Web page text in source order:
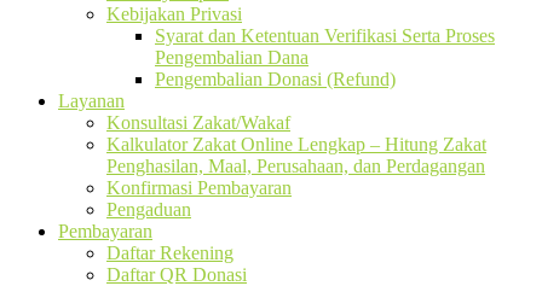
Kebijakan Privasi
Syarat dan Ketentuan Verifikasi Serta Proses
Pengembalian Dana
Pengembalian Donasi (Refund)
Layanan
Konsultasi Zakat/Wakaf
Kalkulator Zakat Online Lengkap – Hitung Zakat
Penghasilan, Maal, Perusahaan, dan Perdagangan
Konfirmasi Pembayaran
Pengaduan
Pembayaran
Daftar Rekening
Daftar QR Donasi